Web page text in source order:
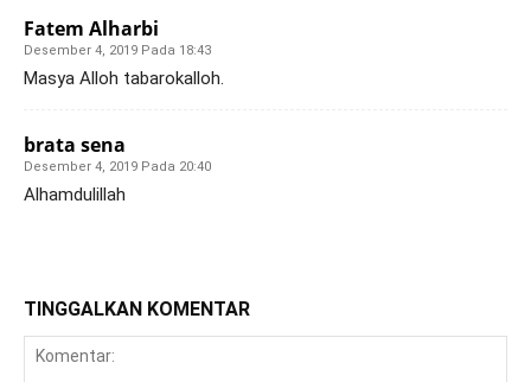
Fatem Alharbi
Desember 4, 2019 Pada 18:43
Masya Alloh tabarokalloh.
brata sena
Desember 4, 2019 Pada 20:40
Alhamdulillah
TINGGALKAN KOMENTAR